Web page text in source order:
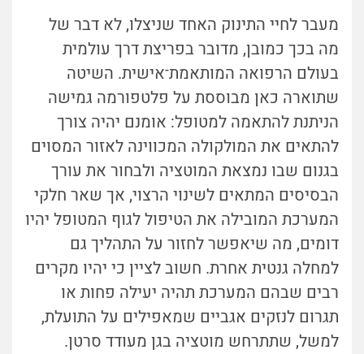
מעבר לחיי התינוק האחד שניצלו, לא דבר של
מה בכך כמובן, מדובר בפריצת דרך עולמית
בעולם הרפואה המותאמת־אישית. השיטה
שתוארה כאן מבוססת על פלטפורמה גמישה
הניתנת להתאמה למטופל: אומנם יהיה צורך
להתאים את המולקולה המכווינה לאזור המסוים
בגנום שבו נמצאת המוטציה ולבחור את עורך
הבסיסים המתאים לשינוי הרצוי, אך שאר חלקי
המערכת המובילה את הטיפול לגוף המטופל יהיו
דומים, מה שיאפשר לחזור על התהליך גם
למחלה גנטית אחרת. חשוב לציין כי יהיו מקרים
רבים שבהם המערכת תהיה יעילה פחות או
תגרום לנזקים אגביים שמאפילים על התועלת,
למשל, שתתרחש מוטציה בגן מעודד סרטן.